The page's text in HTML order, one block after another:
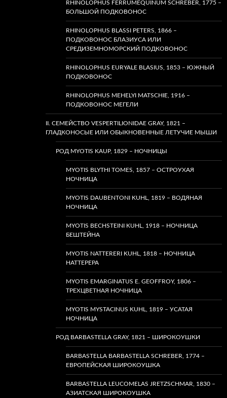
RHINOLOPHUS FERRUMEQUINUM SCHREBER, 1775 –
БОЛЬШОЙ ПОДКОВОНОС
RHINOLOPHUS BLASSI PETERS, 1866 –
ПОДКОВОНОС БЛАЗИУСА ИЛИ
СРЕДИЗЕМНОМОРСКИЙ ПОДКОВОНОС
RHINOLOPHUS EURYALE BLASIUS, 1853 – ЮЖНЫЙ
ПОДКОВОНОС
RHINOLOPHUS MEHELYI MATSCHIE, 1916 –
ПОДКОВОНОС МЕГЕЛИ
II. СЕМЕЙСТВО VESPERTILIONIDAE GRAY, 1821 –
ГЛАДКОНОСЫЕ ИЛИ ОБЫКНОВЕННЫЕ ЛЕТУЧИЕ МЫШИ
РОД MYOTIS KAUP, 1829 – НОЧНИЦЫ
MYOTIS BLYTHI TOMES, 1857 – ОСТРОУХАЯ
НОЧНИЦА
MYOTIS DAUBENTONI KUHL, 1819 – ВОДЯНАЯ
НОЧНИЦА
MYOTIS BECHSTEINI KUHL, 1918 – НОЧНИЦА
БЕШТЕЙНА
MYOTIS NATTERERI KUHL, 1818 – НОЧНИЦА
НАТТЕРЕРА
MYOTIS EMARGINATUS E. GEOFFROY, 1806 –
ТРЕХЦВЕТНАЯ НОЧНИЦА
MYOTIS MYSTACINUS KUHL, 1819 – УСАТАЯ
НОЧНИЦА
РОД BARBASTELLA GRAY, 1821 – ШИРОКОУШКИ
BARBASTELLA BARBASTELLA SCHREBER, 1774 –
ЕВРОПЕЙСКАЯ ШИРОКОУШКА
BARBASTELLA LEUCOMELAS JRETZSCHMAR, 1830 –
АЗИАТСКАЯ ШИРОКОУШКА